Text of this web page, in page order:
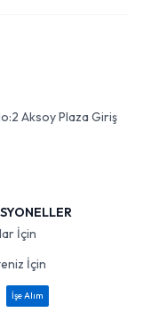
Aksoy Plaza Giriş
İçin
İçin
İşe Alım